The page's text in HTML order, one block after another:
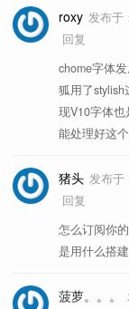
roxy 发布于：
回复
chome字体
狐用了
现V10字体
能处理好这
猪头 发布于
回复
怎么订阅你
是用什么搭
菠萝。。。